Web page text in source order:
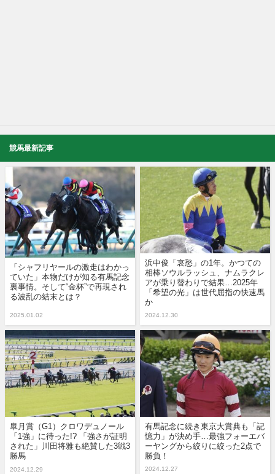
競馬最新記事
「シャフリヤールの激走はわかっ
ていた」本物だけが知る有馬記念
裏事情。そして“金杯”で再現され
る波乱の結末とは？
2025.01.02
浜中俊「哀愁」の1年。かつての
相棒ソウルラッシュ、ナムラクレ
アが乗り替わりで結果…2025年
「希望の光」は世代屈指の快速馬
か
2024.12.30
皐月賞（G1）クロワデュノール
「1強」に待った!? 「強さが証明
された」川田将雅も絶賛した3戦3
勝馬
2024.12.29
有馬記念に続き東京大賞典も「記
憶力」が決め手…最強フォーエバ
ーヤングから絞りに絞った2点で
勝負！
2024.12.27